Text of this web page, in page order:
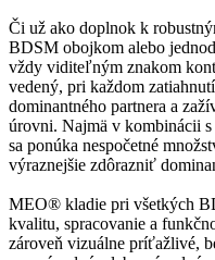
Či už ako doplnok k
BDSM obojkom alebo
vždy viditeľným znakom
vedený, pri každom
dominantného partnera a
úrovni. Najmä v kombinácii
sa ponúka nespočetné
výraznejšie zdôrazniť
MEO® kladie pri všetkých
kvalitu, spracovanie a
zároveň vizuálne príťažlivé,